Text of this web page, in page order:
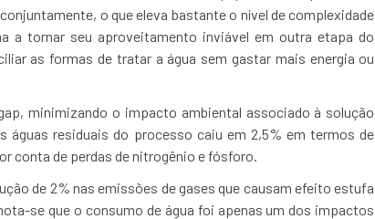
o que eleva bastante o nível de complexidade
a tornar seu aproveitamento inviável em outra etapa do
as formas de tratar a água sem gastar mais energia ou
minimizando o impacto ambiental associado à solução
águas residuais do processo caiu em 2,5% em termos de
conta de perdas de nitrogênio e fósforo.
de 2% nas emissões de gases que causam efeito estufa
se que o consumo de água foi apenas um dos impactos